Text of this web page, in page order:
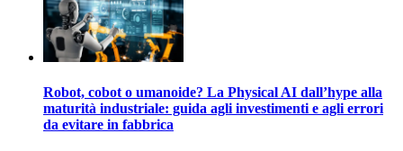
Robot, cobot o umanoide? La Physical AI dall’hype alla
maturità industriale: guida agli investimenti e agli errori
da evitare in fabbrica